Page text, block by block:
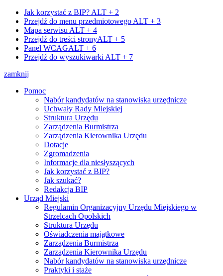
Jak korzystać z BIP? ALT + 2
Przejdź do menu przedmiotowego ALT + 3
Mapa serwisu ALT + 4
Przejdź do treści stronyALT + 5
Panel WCAGALT + 6
Przejdź do wyszukiwarki ALT + 7
zamknij
Pomoc
Nabór kandydatów na stanowiska urzędnicze
Uchwały Rady Miejskiej
Struktura Urzędu
Zarządzenia Burmistrza
Zarządzenia Kierownika Urzędu
Dotacje
Zgromadzenia
Informacje dla niesłyszących
Jak korzystać z BIP?
Jak szukać?
Redakcja BIP
Urząd Miejski
Regulamin Organizacyjny Urzędu Miejskiego w
Strzelcach Opolskich
Struktura Urzędu
Oświadczenia majątkowe
Zarządzenia Burmistrza
Zarządzenia Kierownika Urzędu
Nabór kandydatów na stanowiska urzędnicze
Praktyki i staże